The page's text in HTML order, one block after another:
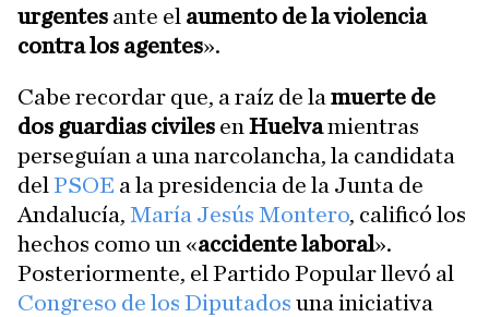
urgentes ante el aumento de la violencia
contra los agentes».
Cabe recordar que, a raíz de la muerte de
dos guardias civiles en Huelvamientras
perseguían a una narcolancha, la candidata
del PSOE a la presidencia de la Junta de
Andalucía, María Jesús Montero, calificó los
hechos como un «accidente laboral».
Posteriormente, el Partido Popular llevó al
Congreso de los Diputados una iniciativa